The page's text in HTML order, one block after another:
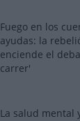
Fuego en los
ayudas: la
enciende el
carrer'
La salud mental